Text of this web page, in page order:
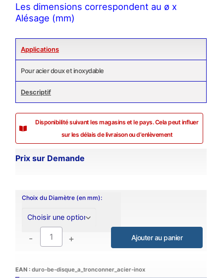
Les dimensions correspondent au ø x
Alésage (mm)
Applications
Pour acier doux et inoxydable
Descriptif
Disponibilité suivant les magasins et le pays. Cela peut influer
sur les délais de livraison ou d'enlèvement
Prix sur Demande
Choix du Diamètre (en mm):
- +